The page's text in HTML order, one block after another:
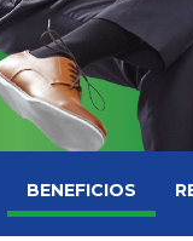
BENEFICIOS